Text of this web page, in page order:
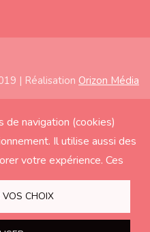
| Réalisation Orizon Média
de navigation (cookies)
Il utilise aussi des
votre expérience. Ces
si vous acceptez.
VOS CHOIX
Museum